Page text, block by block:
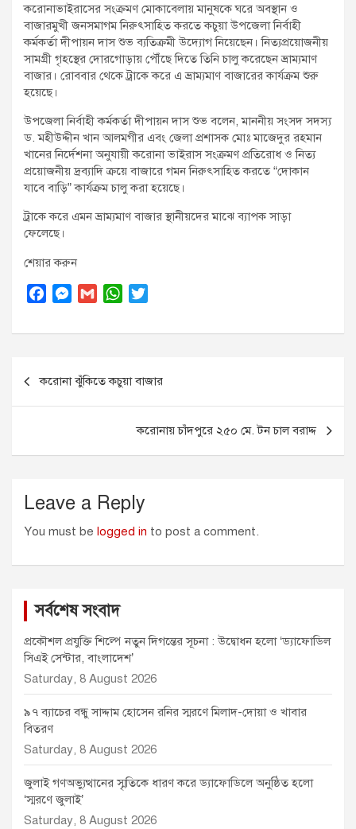
t
:
করোনাভাইরাসের সংক্রমণ মোকাবেলায় মানুষকে ঘরে অবস্থান ও
বাজারমুখী জনসমাগম নিরুৎসাহিত করতে কচুয়া উপজেলা নির্বাহী
কর্মকর্তা দীপায়ন দাস শুভ ব্যতিক্রমী উদ্যোগ নিয়েছেন। নিত্যপ্রয়োজনীয়
সামগ্রী গৃহস্থের দোরগোড়ায় পৌঁছে দিতে তিনি চালু করেছেন ভ্রাম্যমাণ
বাজার। রোববার থেকে ট্রাকে করে এ ভ্রাম্যমাণ বাজারের কার্যক্রম শুরু
হয়েছে।
উপজেলা নির্বাহী কর্মকর্তা দীপায়ন দাস শুভ বলেন, মাননীয় সংসদ সদস্য
ড. মহীউদ্দীন খান আলমগীর এবং জেলা প্রশাসক মোঃ মাজেদুর রহমান
খানের নির্দেশনা অনুযায়ী করোনা ভাইরাস সংক্রমণ প্রতিরোধ ও নিত্য
প্রয়োজনীয় দ্রব্যাদি ক্রয়ে বাজারে গমন নিরুৎসাহিত করতে “দোকান
যাবে বাড়ি” কার্যক্রম চালু করা হয়েছে।
ট্রাকে করে এমন ভ্রাম্যমাণ বাজার স্থানীয়দের মাঝে ব্যাপক সাড়া
ফেলেছে।
শেয়ার করুন
c
o
o
M
s
g
G
a
W
a
A
p
i
e
r
navigation
করোনা ঝুঁকিতে কচুয়া বাজার
করোনায় চাঁদপুরে ২৫০ মে. টন চাল বরাদ্দ
Leave a Reply
You must be logged in to post a comment.
সর্বশেষ সংবাদ
প্রকৌশল প্রযুক্তি শিল্পে নতুন দিগন্তের সূচনা : উদ্বোধন হলো ‘ড্যাফোডিল
সিএই সেন্টার, বাংলাদেশ’
Saturday, 8 August 2026
৯৭ ব্যাচের বন্ধু সাদ্দাম হোসেন রনির স্মরণে মিলাদ-দোয়া ও খাবার
বিতরণ
Saturday, 8 August 2026
জুলাই গণঅভ্যুত্থানের স্মৃতিকে ধারণ করে ড্যাফোডিলে অনুষ্ঠিত হলো
‘স্মরণে জুলাই’
Saturday, 8 August 2026